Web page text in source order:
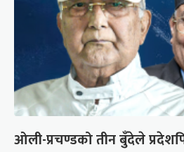
ओली-प्रचण्डको तीन बुँदेले